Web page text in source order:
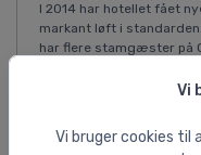
Vi
Vi bruger cookies til
I 2014 har hotellet fået
markant løft i
har flere stamgæster på
blandt andet en